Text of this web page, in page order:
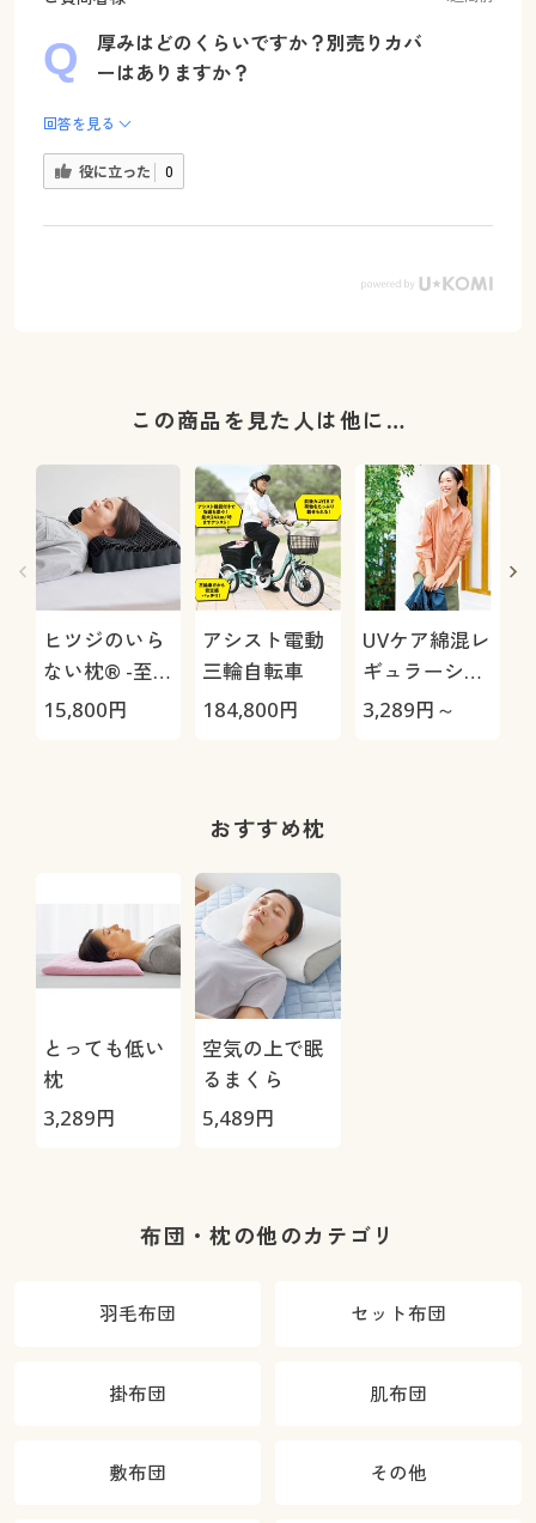
厚みはどのくらいですか？別売りカバ
ーはありますか？
回答を見る
役に立った 0
この商品を見た人は他に…
ヒツジのいら
ない枕® -至
極-
15,800円
アシスト電動
三輪自転車
184,800円
UVケア綿混レ
ギュラーシャ
ツ(UVカッ
3,289円～
おすすめ枕
とっても低い
枕
3,289円
空気の上で眠
るまくら
5,489円
布団・枕の他のカテゴリ
羽毛布団 セット布団
掛布団 肌布団
敷布団 その他